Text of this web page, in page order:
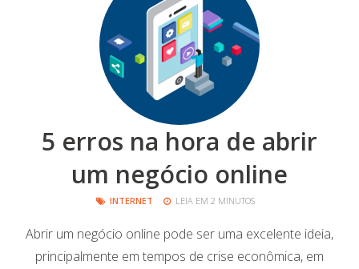
5 erros na hora de abrir
um negócio online
INTERNET LEIA EM 2 MINUTOS
Abrir um negócio online pode ser uma excelente ideia,
principalmente em tempos de crise econômica, em